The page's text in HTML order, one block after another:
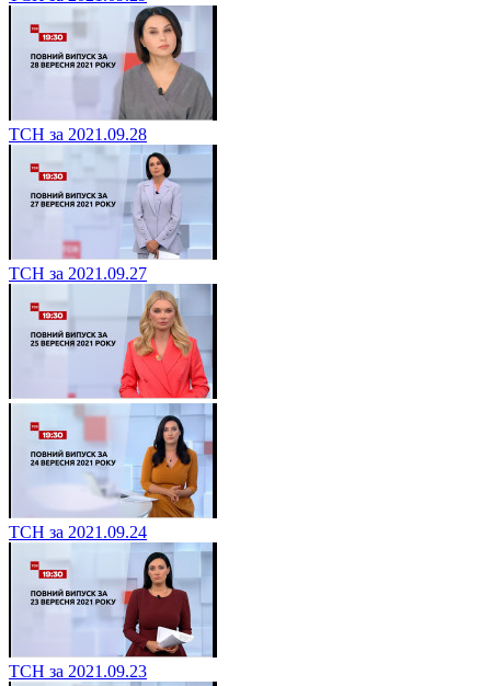
ТСН за 2021.09.28
ТСН за 2021.09.27
ТСН за 2021.09.24
ТСН за 2021.09.23